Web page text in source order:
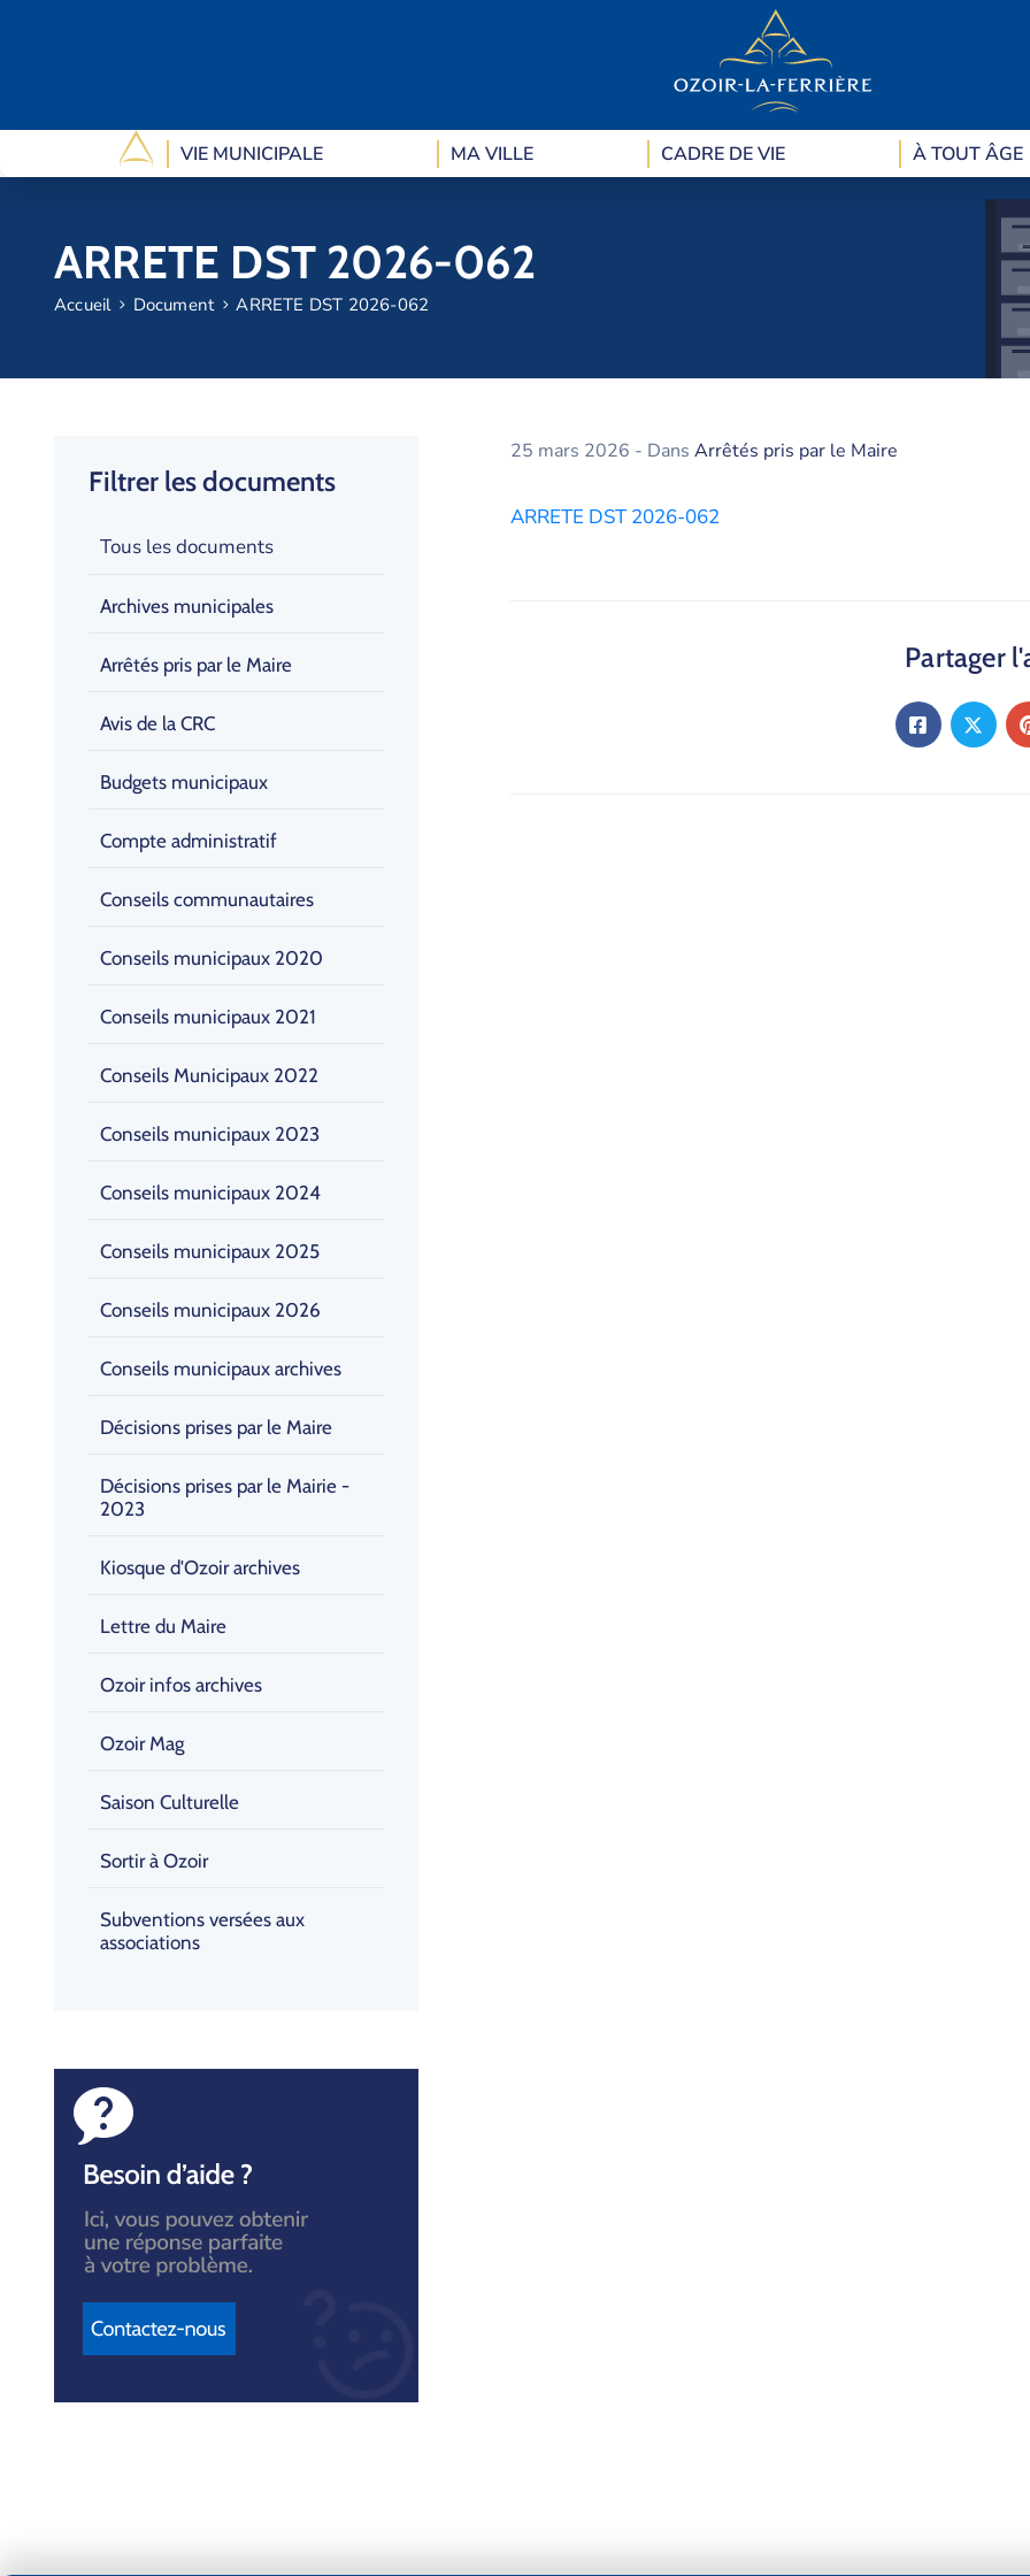
VIE MUNICIPALE MA VILLE CADRE DE VIE À TOUT ÂGE
ARRETE DST 2026-062
Accueil Document ARRETE DST 2026-062
Filtrer les documents
Tous les documents
Archives municipales
Arrêtés pris par le Maire
Avis de la CRC
Budgets municipaux
Compte administratif
Conseils communautaires
Conseils municipaux 2020
Conseils municipaux 2021
Conseils Municipaux 2022
Conseils municipaux 2023
Conseils municipaux 2024
Conseils municipaux 2025
Conseils municipaux 2026
Conseils municipaux archives
Décisions prises par le Maire
Décisions prises par le Mairie -
2023
Kiosque d'Ozoir archives
Lettre du Maire
Ozoir infos archives
Ozoir Mag
Saison Culturelle
Sortir à Ozoir
Subventions versées aux
associations
25 mars 2026 - Dans Arrêtés pris par le Maire
ARRETE DST 2026-062
Partager